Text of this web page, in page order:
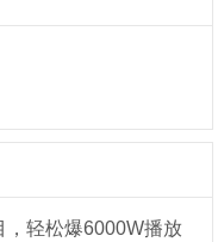
，轻松爆6000W播放